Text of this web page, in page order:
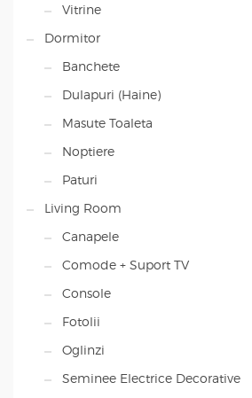
Vitrine
Dormitor
Banchete
Dulapuri (Haine)
Masute Toaleta
Noptiere
Paturi
Living Room
Canapele
Comode + Suport TV
Console
Fotolii
Oglinzi
Seminee Electrice Decorative